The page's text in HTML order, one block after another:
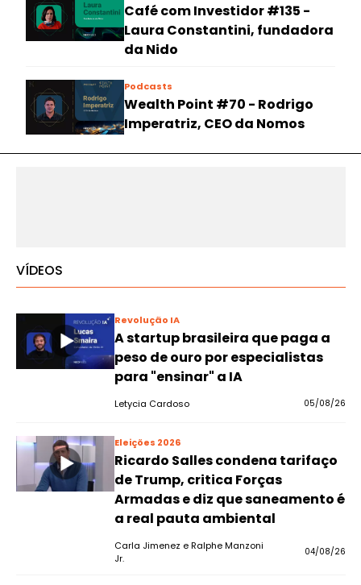
Café com Investidor #135 -
Laura Constantini, fundadora
da Nido
Podcasts
Wealth Point #70 - Rodrigo
Imperatriz, CEO da Nomos
VÍDEOS
Revolução IA
A startup brasileira que paga a
peso de ouro por especialistas
para "ensinar" a IA
Letycia Cardoso 05/08/26
Eleições 2026
Ricardo Salles condena tarifaço
de Trump, critica Forças
Armadas e diz que saneamento é
a real pauta ambiental
Carla Jimenez e Ralphe Manzoni
Jr.
04/08/26